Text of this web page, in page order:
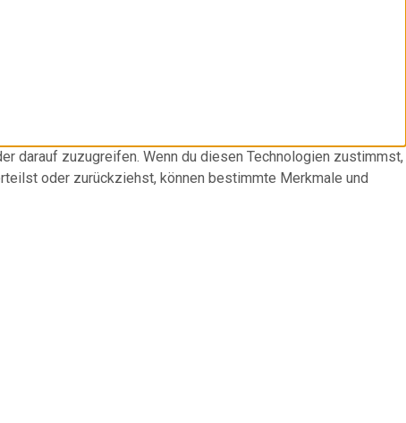
darauf zuzugreifen. Wenn du diesen Technologien zustimmst,
oder zurückziehst, können bestimmte Merkmale und